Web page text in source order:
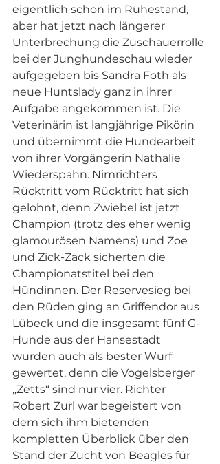
eigentlich schon im Ruhestand,
aber hat jetzt nach längerer
Unterbrechung die Zuschauerrolle
bei der Junghundeschau wieder
aufgegeben bis Sandra Foth als
neue Huntslady ganz in ihrer
Aufgabe angekommen ist. Die
Veterinärin ist langjährige Pikörin
und übernimmt die Hundearbeit
von ihrer Vorgängerin Nathalie
Wiederspahn. Nimrichters
Rücktritt vom Rücktritt hat sich
gelohnt, denn Zwiebel ist jetzt
Champion (trotz des eher wenig
glamourösen Namens) und Zoe
und Zick-Zack sicherten die
Championatstitel bei den
Hündinnen. Der Reservesieg bei
den Rüden ging an Griffendor aus
Lübeck und die insgesamt fünf G-
Hunde aus der Hansestadt
wurden auch als bester Wurf
gewertet, denn die Vogelsberger
„Zetts“ sind nur vier. Richter
Robert Zurl war begeistert von
dem sich ihm bietenden
kompletten Überblick über den
Stand der Zucht von Beagles für